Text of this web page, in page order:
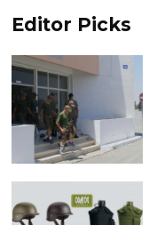
Editor Picks